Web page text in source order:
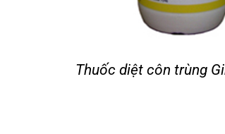
Thuốc diệt côn trùng